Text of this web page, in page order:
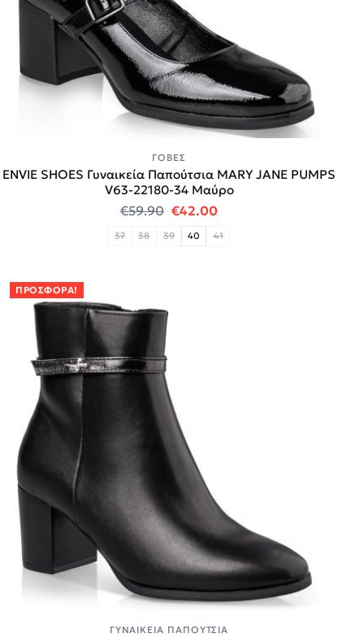
ΓΌΒΕΣ
ENVIE SHOES Γυναικεία Παπούτσια MARY JANE PUMPS
V63-22180-34 Μαύρο
€59.90 Original price was: €59.90.
€42.00Η τρέχουσα τιμή
37 38 39 40 41
ΠΡΟΣΦΟΡΆ!
ΓΥΝΑΙΚΕΊΑ ΠΑΠΟΎΤΣΙΑ